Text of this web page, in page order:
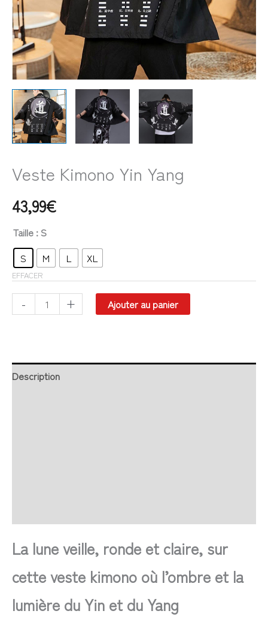
Veste Kimono Yin Yang
43,99€
Taille : S
S
M L XL
EFFACER
- + Ajouter au panier
Description
La lune veille, ronde et claire, sur
cette veste kimono où l’ombre et la
lumière du Yin et du Yang